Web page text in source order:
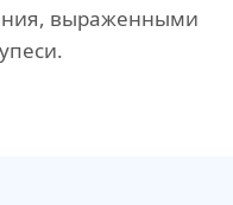
выраженными